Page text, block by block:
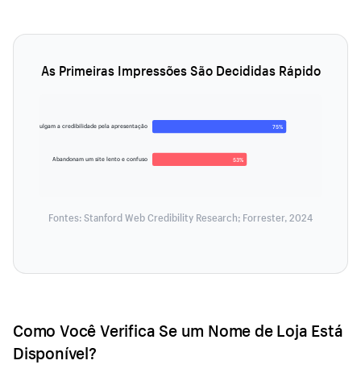
As Primeiras Impressões São Decididas Rápido
Julgam a credibilidade pela apresentação 75%
Abandonam um site lento e confuso 53%
Fontes: Stanford Web Credibility Research; Forrester, 2024
Como Você Verifica Se um Nome de Loja Está
Disponível?